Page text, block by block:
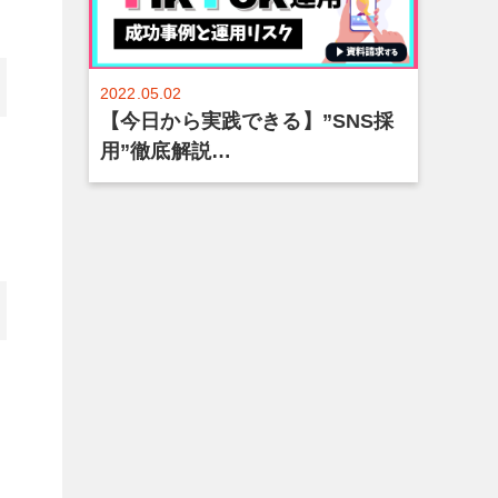
2022.05.02
【今日から実践できる】”SNS採
用”徹底解説…